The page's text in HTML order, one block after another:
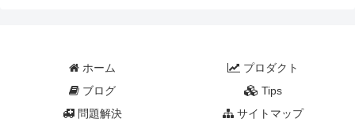
ホーム
プロダクト
ブログ
Tips
問題解決
サイトマップ